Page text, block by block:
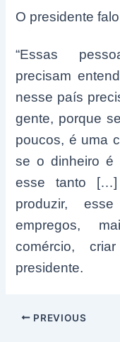
O presidente
“Essas
precisam
nesse país
gente, porque
poucos, é uma
se o dinheiro é
esse tanto
produzir,
empregos,
comércio,
presidente.
Post
PREVIOUS